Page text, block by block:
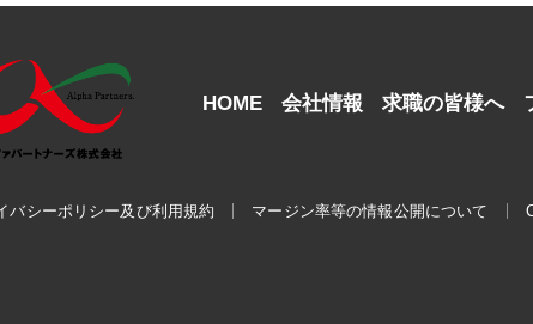
HOME 会社情報 求職の皆様へ
バシーポリシー及び利用規約 マージン率等の情報公開について